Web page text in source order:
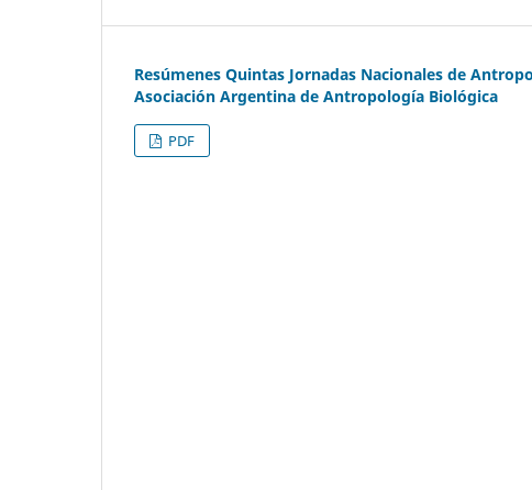
Resúmenes Quintas Jornadas Nacionales de
Asociación Argentina de Antropología Biológica
PDF